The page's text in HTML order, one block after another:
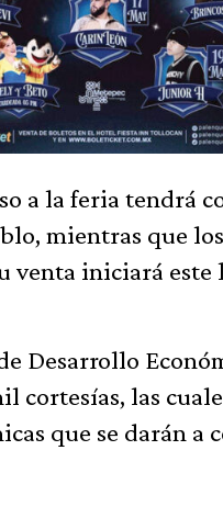
a la feria tendrá
mientras que
venta iniciará este
Desarrollo
cortesías, las
que se darán a